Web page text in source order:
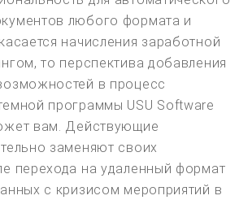
любого формата и
начисления заработной
то перспектива добавления
в процесс
программы USU Software
вам. Действующие
заменяют своих
перехода на удаленный формат
с кризисом мероприятий в